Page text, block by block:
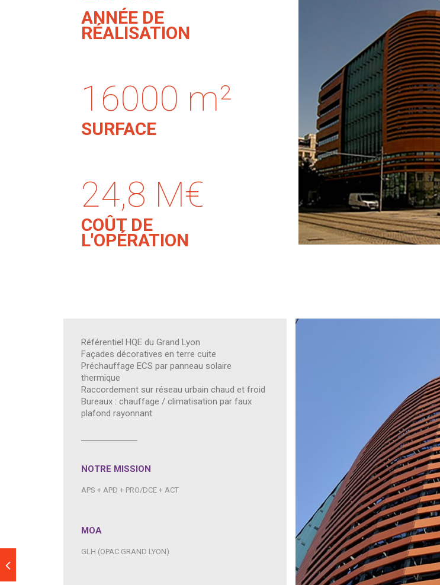
ANNÉE DE
RÉALISATION
16000 m²
SURFACE
24,8 M€
COÛT DE
L'OPÉRATION
Référentiel HQE du Grand Lyon
Façades décoratives en terre cuite
Préchauffage ECS par panneau solaire
thermique
Raccordement sur réseau urbain chaud et froid
Bureaux : chauffage / climatisation par faux
plafond rayonnant
NOTRE MISSION
APS + APD + PRO/DCE + ACT
MOA
GLH (OPAC GRAND LYON)